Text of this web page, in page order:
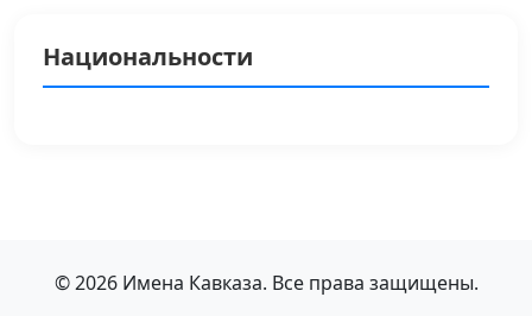
Национальности
© 2026 Имена Кавказа. Все права защищены.